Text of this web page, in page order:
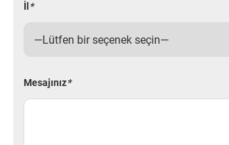
İl *
Mesajınız*